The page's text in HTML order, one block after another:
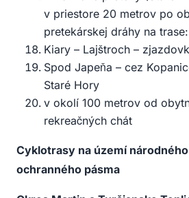
v priestore 20 metrov po
pretekárskej dráhy na trase:
Kiary – Lajštroch –
Spod Japeňa – cez
Staré Hory
v okolí 100 metrov od
rekreačných chát
Cyklotrasy na území
ochranného pásma